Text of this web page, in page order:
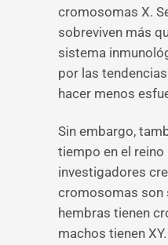
cromosomas X.
sobreviven más
sistema
por las
hacer menos
Sin embargo,
tiempo en el reino
investigadores
cromosomas son
hembras tienen
machos tienen